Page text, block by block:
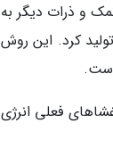
و ذرات دیگر به
کرد. این روش
تواند 100 برابر بیشتر از بهترین غشاهای فعلی انرژی